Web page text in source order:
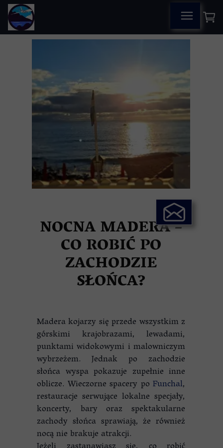
NOCNA MADERA –
CO ROBIĆ PO
ZACHODZIE
SŁOŃCA?
Madera kojarzy się przede wszystkim z
górskimi krajobrazami, lewadami,
punktami widokowymi i malowniczym
wybrzeżem. Jednak po zachodzie
słońca wyspa pokazuje zupełnie inne
oblicze. Wieczorne spacery po Funchal,
restauracje serwujące lokalne specjały,
koncerty, bary oraz spektakularne
zachody słońca sprawiają, że również
nocą nie brakuje atrakcji.